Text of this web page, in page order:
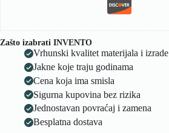
Zašto izabrati INVENTO
Vrhunski kvalitet materijala i izrade
Jakne koje traju godinama
Cena koja ima smisla
Sigurna kupovina bez rizika
Jednostavan povraćaj i zamena
Besplatna dostava